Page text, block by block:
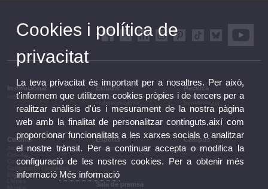
Institucional
Institucional
Estudis
Estudis i formació
Recerca
Recerca, innovació i
Cultura
Arts escèniques
Conferències i debats
Congressos i jornades
Exposicions
Esports
Esports
Campus
Campus
Sala de premsa
Cookies i política de
privacitat
La teva privacitat és important per a nosaltres. Per això,
t'informem que utilitzem cookies pròpies i de tercers per a
realitzar anàlisis d'ús i mesurament de la nostra pàgina
web amb la finalitat de personalitzar continguts,així com
proporcionar funcionalitats a les xarxes socials o analitzar
el nostre trànsit. Per a continuar accepta o modifica la
configuració de les nostres cookies. Per a obtenir més
informació Més informació